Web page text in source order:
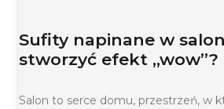
Sufity napinane w
stworzyć efekt „wow”?
Salon to serce domu, przestrzeń, w